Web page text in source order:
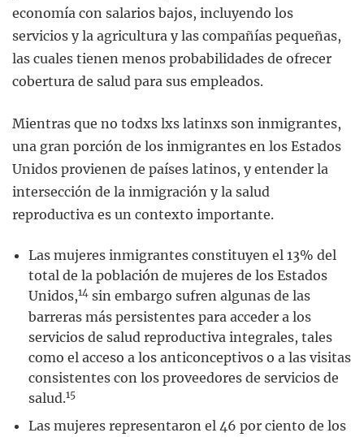
economía con salarios bajos, incluyendo los
servicios y la agricultura y las compañías pequeñas,
las cuales tienen menos probabilidades de ofrecer
cobertura de salud para sus empleados.
Mientras que no todxs lxs latinxs son inmigrantes,
una gran porción de los inmigrantes en los Estados
Unidos provienen de países latinos, y entender la
intersección de la inmigración y la salud
reproductiva es un contexto importante.
Las mujeres inmigrantes constituyen el 13% del
total de la población de mujeres de los Estados
Unidos,14 sin embargo sufren algunas de las
barreras más persistentes para acceder a los
servicios de salud reproductiva integrales, tales
como el acceso a los anticonceptivos o a las visitas
consistentes con los proveedores de servicios de
salud.15
Las mujeres representaron el 46 por ciento de los